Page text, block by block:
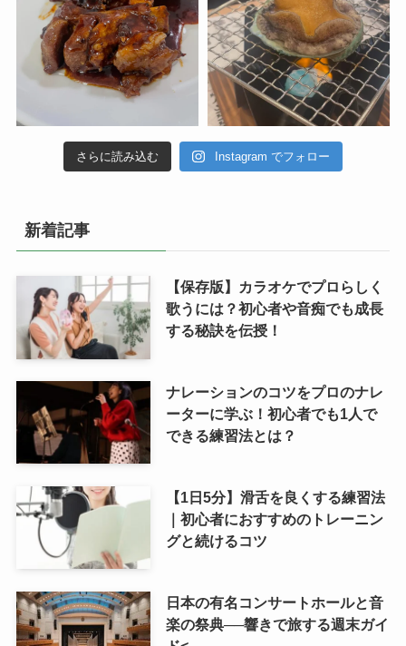
さらに読み込む Instagram でフォロー
新着記事
【保存版】カラオケでプロらしく
歌うには？初心者や音痴でも成長
する秘訣を伝授！
ナレーションのコツをプロのナレ
ーターに学ぶ！初心者でも1人で
できる練習法とは？
【1日5分】滑舌を良くする練習法
｜初心者におすすめのトレーニン
グと続けるコツ
日本の有名コンサートホールと音
楽の祭典──響きで旅する週末ガイ